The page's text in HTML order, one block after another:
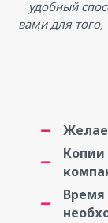
удобный
вами для того,
Копии
Время